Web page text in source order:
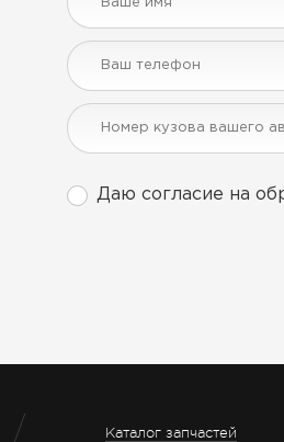
Даю согласие на
Каталог запчастей